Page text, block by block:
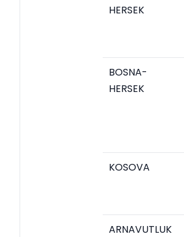
HERSEK
BOSNA-
HERSEK
KOSOVA
ARNAVUTLUK